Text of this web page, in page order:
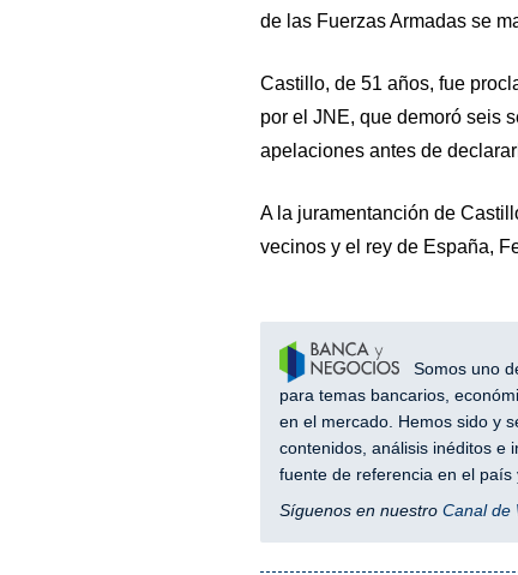
de las Fuerzas Armadas se
Castillo, de 51 años, fue
por el JNE, que demoró seis
apelaciones antes de
A la juramentanción de
vecinos y el rey de España,
Somos uno
para temas bancarios,
en el mercado. Hemos sido y
contenidos, análisis inéditos e
fuente de referencia en el país
Síguenos en nuestro Canal de